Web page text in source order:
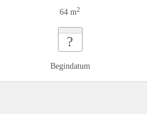
64 m2
?
Begindatum